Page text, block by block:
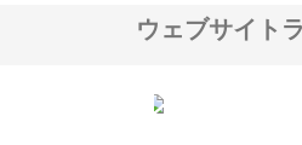
ウェブサイト